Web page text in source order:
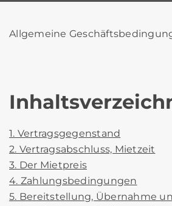
Allgemeine
1. Vertragsgegenstand
2. Vertragsabschluss, Mietzeit
3. Der Mietpreis
4. Zahlungsbedingungen
5. Bereitstellung, Übernahme